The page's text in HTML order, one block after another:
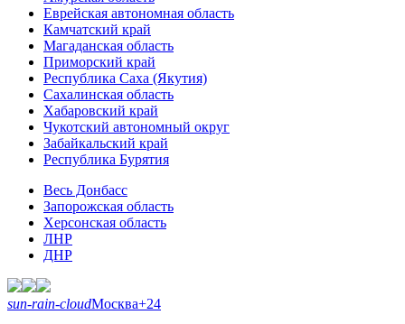
Еврейская автономная область
Камчатский край
Магаданская область
Приморский край
Республика Саха (Якутия)
Сахалинская область
Хабаровский край
Чукотский автономный округ
Забайкальский край
Республика Бурятия
Весь Донбасс
Запорожская область
Херсонская область
ЛНР
ДНР
sun-rain-cloudМосква+24